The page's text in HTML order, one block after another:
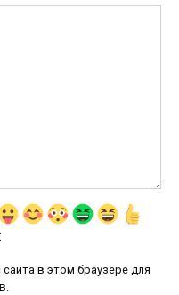
в этом браузере для